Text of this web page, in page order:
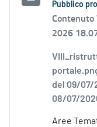
Pubblico
Contenuto
2026
del 09/07/
08/07/
Aree